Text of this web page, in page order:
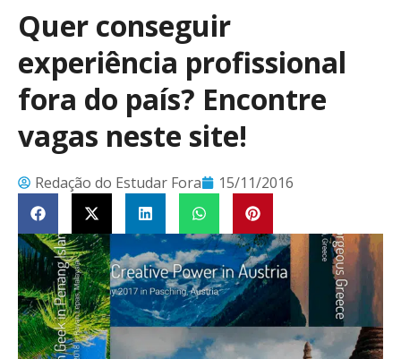
Quer conseguir
experiência profissional
fora do país? Encontre
vagas neste site!
Redação do Estudar Fora 15/11/2016